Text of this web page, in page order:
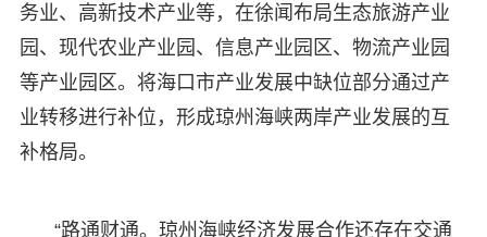
务业、高新技术产业等，在徐闻布局生态旅游产业
园、现代农业产业园、信息产业园区、物流产业园
等产业园区。将海口市产业发展中缺位部分通过产
业转移进行补位，形成琼州海峡两岸产业发展的互
补格局。
“路通财通。琼州海峡经济发展合作还存在交通